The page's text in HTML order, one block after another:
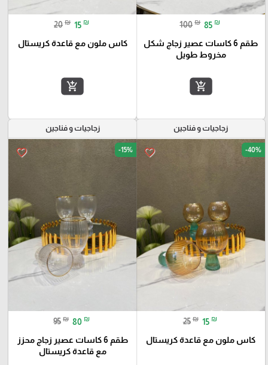
100 ₪ 85 ₪
طقم 6 كاسات عصير زجاج شكل
مخروط طويل
add_shopping_cart
20 ₪ 15 ₪
كاس ملون مع قاعدة كريستال
add_shopping_cart
زجاجيات و فناجين
favorite_border -40%
25 ₪ 15 ₪
كاس ملون مع قاعدة كريستال
زجاجيات و فناجين
favorite_border -15%
95 ₪ 80 ₪
طقم 6 كاسات عصير زجاج محزز
مع قاعدة كريستال